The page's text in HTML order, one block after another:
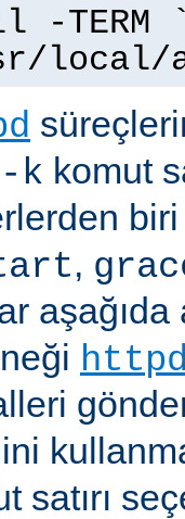
-TERM
local/
-k komut
,
aşağıda
httpd
satırı